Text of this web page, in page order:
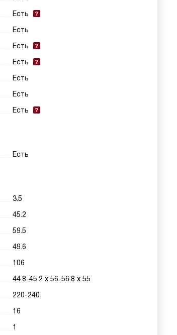
Есть
Есть
Есть
Есть
Есть
Есть
Есть
Есть
3.5
45.2
59.5
49.6
106
44.8-45.2 х 56-56.8 х 55
220-240
16
1